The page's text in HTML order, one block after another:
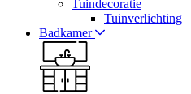
Tuindecoratie
Tuinverlichting
Badkamer